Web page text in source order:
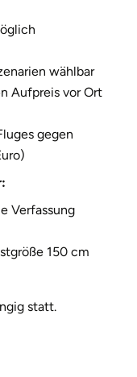
wählbar
Aufpreis vor Ort
gegen
Verfassung
150 cm
statt.